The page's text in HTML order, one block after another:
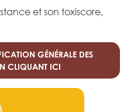
et son toxiscore,
GÉNÉRALE DES
CLIQUANT ICI